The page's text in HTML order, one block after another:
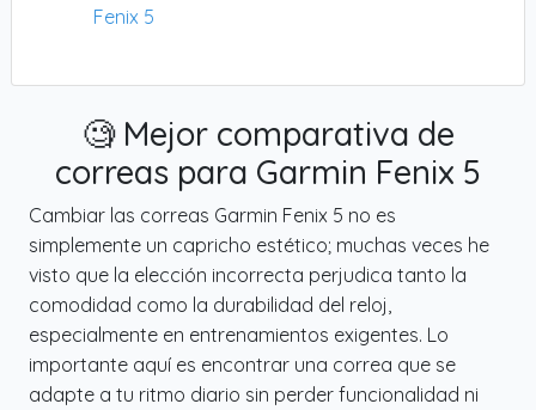
Fenix 5
🧐 Mejor comparativa de
correas para Garmin Fenix 5
Cambiar las correas Garmin Fenix 5 no es
simplemente un capricho estético; muchas veces he
visto que la elección incorrecta perjudica tanto la
comodidad como la durabilidad del reloj,
especialmente en entrenamientos exigentes. Lo
importante aquí es encontrar una correa que se
adapte a tu ritmo diario sin perder funcionalidad ni